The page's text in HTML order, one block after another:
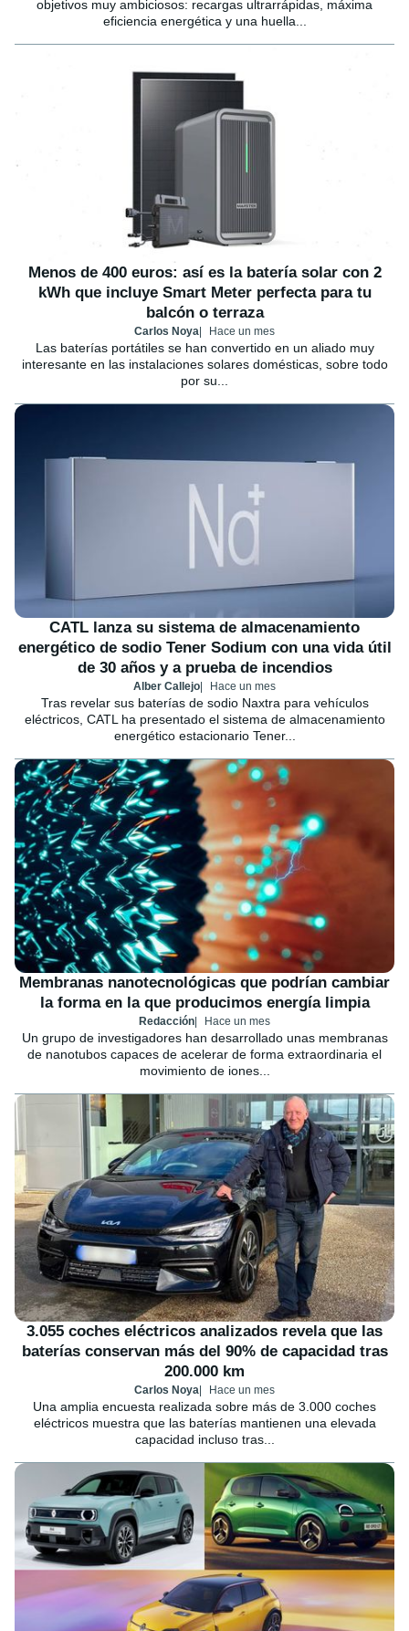
objetivos muy ambiciosos: recargas ultrarrápidas, máxima
eficiencia energética y una huella...
Menos de 400 euros: así es la batería solar con 2
kWh que incluye Smart Meter perfecta para tu
balcón o terraza
Carlos Noya Hace un mes
Las baterías portátiles se han convertido en un aliado muy
interesante en las instalaciones solares domésticas, sobre todo
por su...
CATL lanza su sistema de almacenamiento
energético de sodio Tener Sodium con una vida útil
de 30 años y a prueba de incendios
Alber Callejo Hace un mes
Tras revelar sus baterías de sodio Naxtra para vehículos
eléctricos, CATL ha presentado el sistema de almacenamiento
energético estacionario Tener...
Membranas nanotecnológicas que podrían cambiar
la forma en la que producimos energía limpia
Redacción Hace un mes
Un grupo de investigadores han desarrollado unas membranas
de nanotubos capaces de acelerar de forma extraordinaria el
movimiento de iones...
3.055 coches eléctricos analizados revela que las
baterías conservan más del 90% de capacidad tras
200.000 km
Carlos Noya Hace un mes
Una amplia encuesta realizada sobre más de 3.000 coches
eléctricos muestra que las baterías mantienen una elevada
capacidad incluso tras...